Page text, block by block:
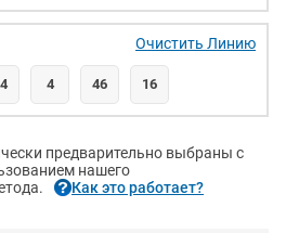
4 46 16
Очистить Линию
предварительно выбраны с
нашего
Как это работает?